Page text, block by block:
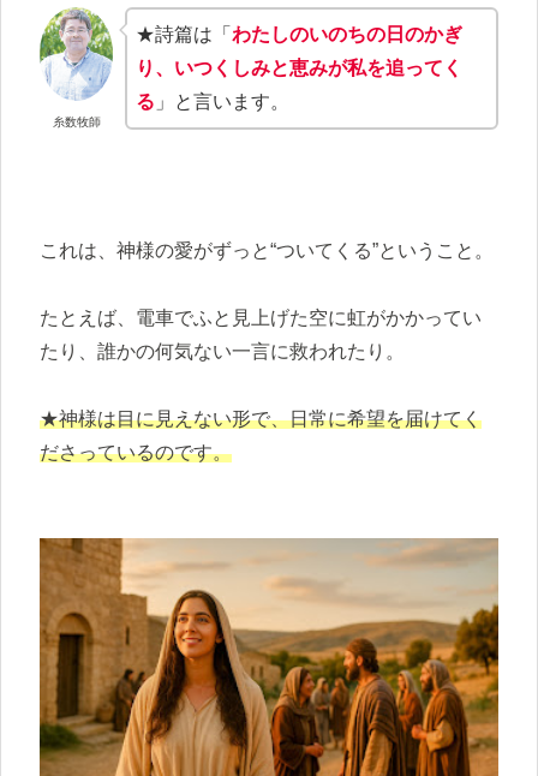
糸数牧師
★詩篇は「わたしのいのちの日のかぎ
り、いつくしみと恵みが私を追ってく
る 」と言います。
これは、神様の愛がずっと“ついてくる”ということ。
たとえば、電車でふと見上げた空に虹がかかってい
たり、誰かの何気ない一言に救われたり。
★神様は目に見えない形で、日常に希望を届けてく
ださっているのです。